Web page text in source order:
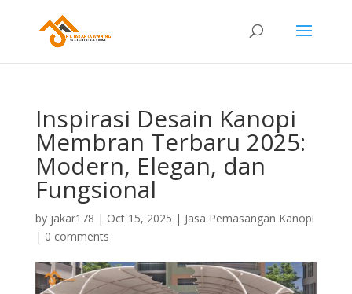
Inspirasi Desain Kanopi
Membran Terbaru 2025:
Modern, Elegan, dan
Fungsional
by jakar178 | Oct 15, 2025 | Jasa Pemasangan Kanopi
| 0 comments